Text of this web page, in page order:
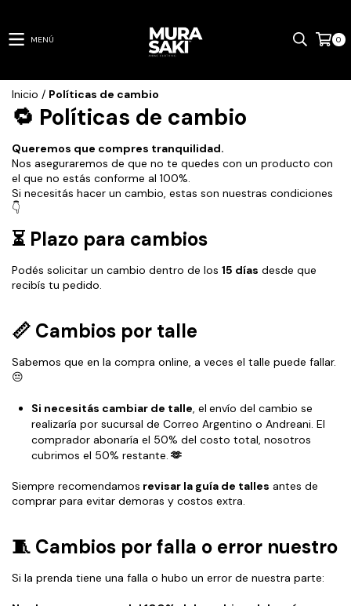
MENÚ 0
Inicio / Políticas de cambio
🔁 Políticas de cambio
Queremos que compres tranquilidad.
Nos aseguraremos de que no te quedes con un producto con
el que no estás conforme al 100%.
Si necesitás hacer un cambio, estas son nuestras condiciones
👇
⏳ Plazo para cambios
Podés solicitar un cambio dentro de los 15 días desde que
recibís tu pedido.
📏 Cambios por talle
Sabemos que en la compra online, a veces el talle puede fallar.
😔
Si necesitás cambiar de talle, el envío del cambio se
realizaría por sucursal de Correo Argentino o Andreani. El
comprador abonaría el 50% del costo total, nosotros
cubrimos el 50% restante. 🫶
Siempre recomendamos revisar la guía de talles antes de
comprar para evitar demoras y costos extra.
🧵 Cambios por falla o error nuestro
Si la prenda tiene una falla o hubo un error de nuestra parte: